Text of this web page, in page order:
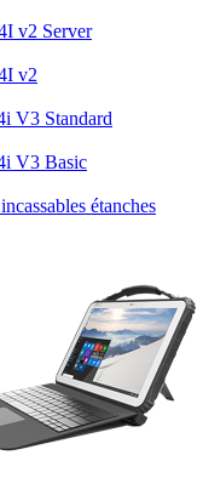
v2 Server
v2
V3 Standard
V3 Basic